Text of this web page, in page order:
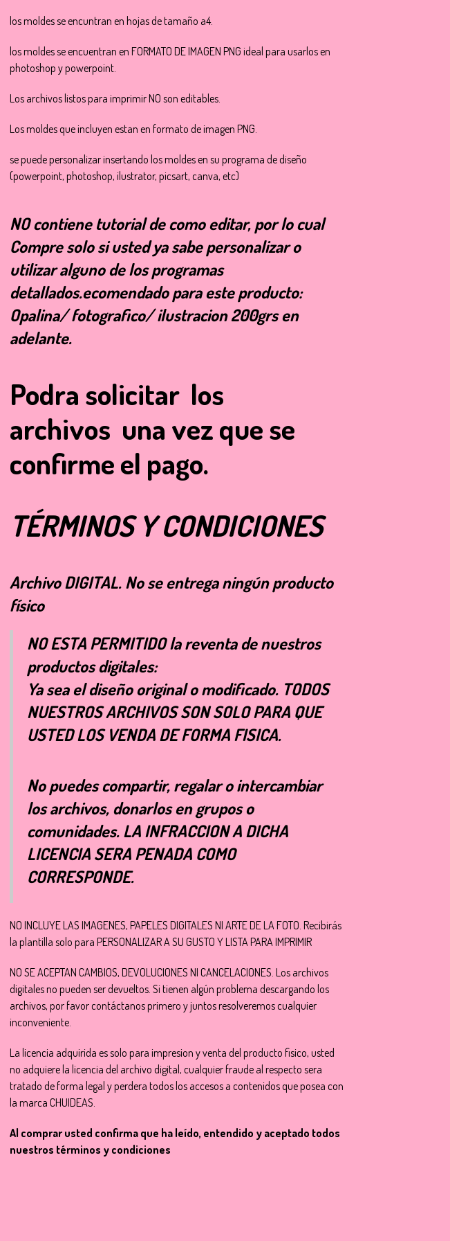
los moldes se encuntran en hojas de tamaño a4.
los moldes se encuentran en FORMATO DE IMAGEN PNG ideal para usarlos en
photoshop y powerpoint.
Los archivos listos para imprimir NO son editables.
Los moldes que incluyen estan en formato de imagen PNG.
se puede personalizar insertando los moldes en su programa de diseño
(powerpoint, photoshop, ilustrator, picsart, canva, etc)
NO contiene tutorial de como editar, por lo cual
Compre solo si usted ya sabe personalizar o
utilizar alguno de los programas
detallados.ecomendado para este producto:
Opalina/ fotografico/ ilustracion 200grs en
adelante.
Podra solicitar los
archivos una vez que se
confirme el pago.
TÉRMINOS Y CONDICIONES
ArchivoDIGITAL. No se entrega ningún producto
físico
NO ESTA PERMITIDO la reventa de nuestros
productos digitales:
Ya sea el diseño original o modificado. TODOS
NUESTROS ARCHIVOS SON SOLO PARA QUE
USTED LOS VENDA DE FORMA FISICA.
No puedes compartir, regalar o intercambiar
los archivos, donarlos en grupos o
comunidades. LA INFRACCION A DICHA
LICENCIA SERA PENADA COMO
CORRESPONDE.
NO INCLUYE LAS IMAGENES, PAPELES DIGITALES NI ARTE DE LA FOTO. Recibirás
la plantilla solo para PERSONALIZAR A SU GUSTO Y LISTA PARA IMPRIMIR
NO SE ACEPTAN CAMBIOS, DEVOLUCIONES NI CANCELACIONES. Los archivos
digitales no pueden ser devueltos. Si tienen algún problema descargando los
archivos, por favor contáctanos primero y juntos resolveremos cualquier
inconveniente.
La licencia adquirida es solo para impresion y venta del producto fisico, usted
no adquiere la licencia del archivo digital, cualquier fraude al respecto sera
tratado de forma legal y perdera todos los accesos a contenidos que posea con
la marca CHUIDEAS.
Al comprar usted confirma que ha leído, entendido y aceptado todos
nuestros términos y condiciones